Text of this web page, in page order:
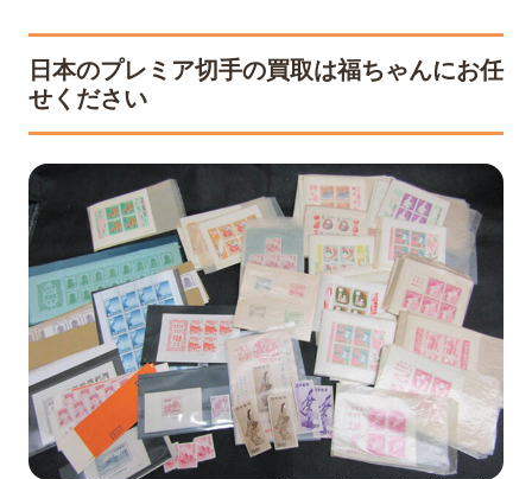
日本のプレミア切手の買取は福ちゃんにお任
せください